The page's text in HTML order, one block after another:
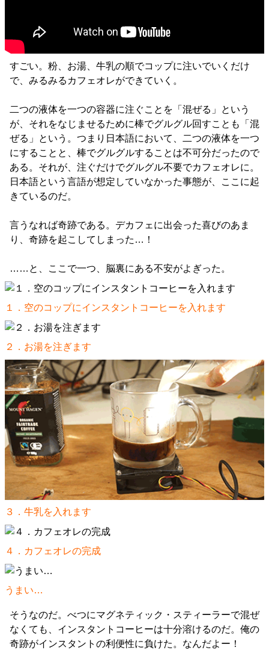
すごい。粉、お湯、牛乳の順でコップに注いでいくだけ
で、みるみるカフェオレができていく。
二つの液体を一つの容器に注ぐことを「混ぜる」という
が、それをなじませるために棒でグルグル回すことも「混
ぜる」という。つまり日本語において、二つの液体を一つ
にすることと、棒でグルグルすることは不可分だったので
ある。それが、注ぐだけでグルグル不要でカフェオレに。
日本語という言語が想定していなかった事態が、ここに起
きているのだ。
言うなれば奇跡である。デカフェに出会った喜びのあま
り、奇跡を起こしてしまった…！
……と、ここで一つ、脳裏にある不安がよぎった。
１．空のコップにインスタントコーヒーを入れます
２．お湯を注ぎます
３．牛乳を入れます
４．カフェオレの完成
うまい…
そうなのだ。べつにマグネティック・スティーラーで混ぜ
なくても、インスタントコーヒーは十分溶けるのだ。俺の
奇跡がインスタントの利便性に負けた。なんだよー！